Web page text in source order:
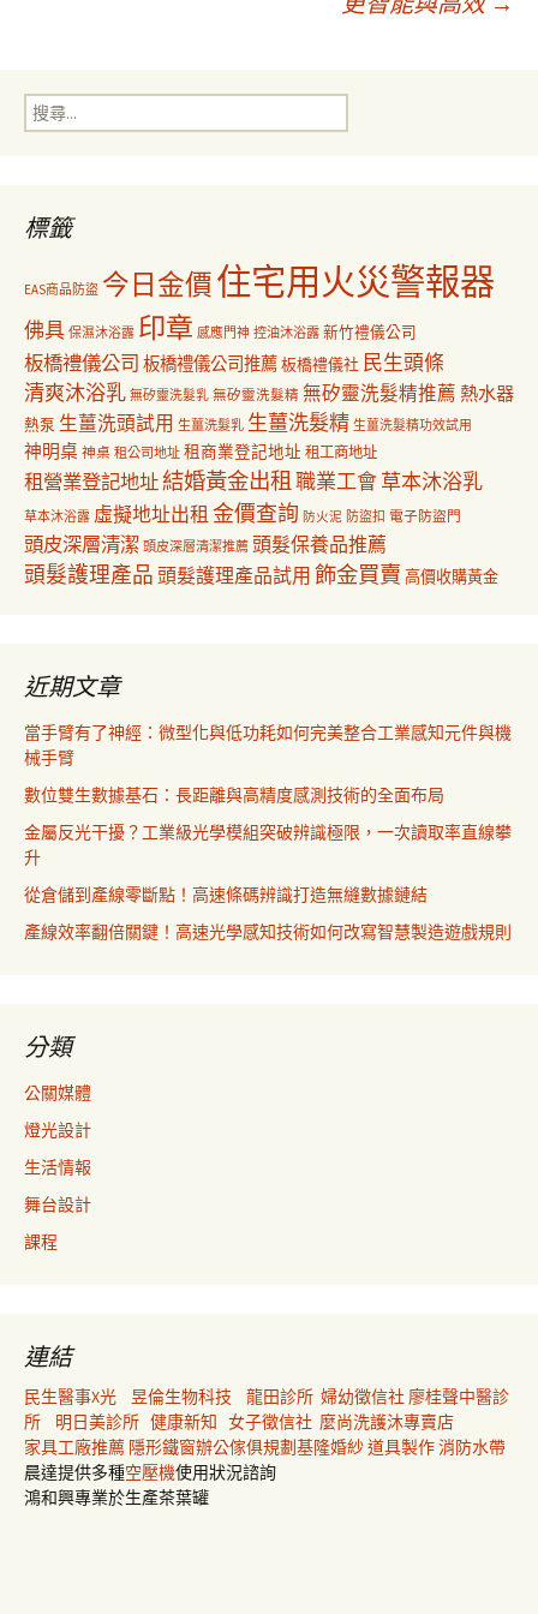
覽
搜
尋
標籤
EAS商品防盜 今日金價住宅用火災警報器
佛具 保濕沐浴露 印章 感應門神 控油沐浴露 新竹禮儀公司
板橋禮儀公司 板橋禮儀公司推薦板橋禮儀社 民生頭條
清爽沐浴乳 無矽靈洗髮乳 無矽靈洗髮精 無矽靈洗髮精推薦 熱水器
熱泵 生薑洗頭試用 生薑洗髮乳 生薑洗髮精 生薑洗髮精功效試用
神明桌 神桌 租公司地址 租商業登記地址 租工商地址
租營業登記地址結婚黃金出租職業工會草本沐浴乳
草本沐浴露 虛擬地址出租 金價查詢 防火泥 防盜扣 電子防盜門
頭皮深層清潔 頭皮深層清潔推薦 頭髮保養品推薦
頭髮護理產品 頭髮護理產品試用 飾金買賣 高價收購黃金
近期文章
當手臂有了神經：微型化與低功耗如何完美整合工業感知元件與機
械手臂
數位雙生數據基石：長距離與高精度感測技術的全面布局
金屬反光干擾？工業級光學模組突破辨識極限，一次讀取率直線攀
升
從倉儲到產線零斷點！高速條碼辨識打造無縫數據鏈結
產線效率翻倍關鍵！高速光學感知技術如何改寫智慧製造遊戲規則
分類
公關媒體
燈光設計
生活情報
舞台設計
課程
連結
民生醫事X光 昱倫生物科技 龍田診所 婦幼徵信社 廖桂聲中醫診
所
明日美診所 健康新知 女子徵信社 麼尚洗護沐專賣店
家具工廠推薦 隱形鐵窗辦公傢俱規劃基隆婚紗道具製作消防水帶
晨達提供多種空壓機使用狀況諮詢
鴻和興專業於生產茶葉罐